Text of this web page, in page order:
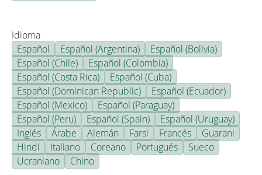
Idioma
Español
Español (Argentina)
Español (Bolivia)
Español (Chile)
Español (Colombia)
Español (Costa Rica)
Español (Cuba)
Español (Dominican Republic)
Español (Ecuador)
Español (Mexico)
Español (Paraguay)
Español (Peru)
Español (Spain)
Español (Uruguay)
Inglés
Árabe Alemán Farsi Francés
Guarani
Hindi
Italiano Coreano Portugués
Sueco
Ucraniano
Chino